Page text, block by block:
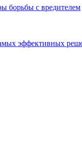
борьбы с вредителем
эффективных